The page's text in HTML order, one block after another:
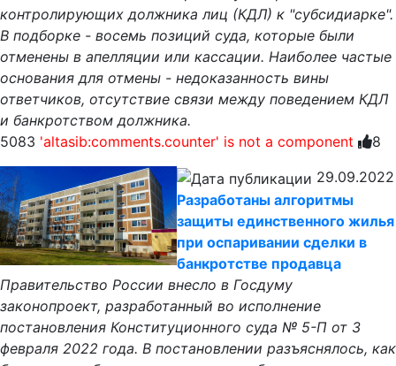
контролирующих должника лиц (КДЛ) к "субсидиарке".
В подборке - восемь позиций суда, которые были
отменены в апелляции или кассации. Наиболее частые
основания для отмены - недоказанность вины
ответчиков, отсутствие связи между поведением КДЛ
и банкротством должника.
5083 'altasib:comments.counter' is not a component
8
29.09.2022
Разработаны алгоритмы
защиты единственного жилья
при оспаривании сделки в
банкротстве продавца
Правительство России внесло в Госдуму
законопроект, разработанный во исполнение
постановления Конституционного суда № 5-П от 3
февраля 2022 года. В постановлении разъяснялось, как